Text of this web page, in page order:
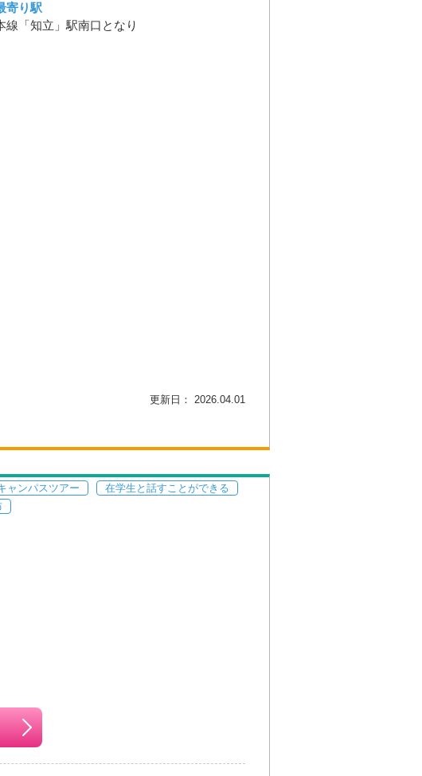
寄り駅
線「知立」駅南口となり
更新日： 2026.04.01
ャンパスツアー
在学生と話すことができる